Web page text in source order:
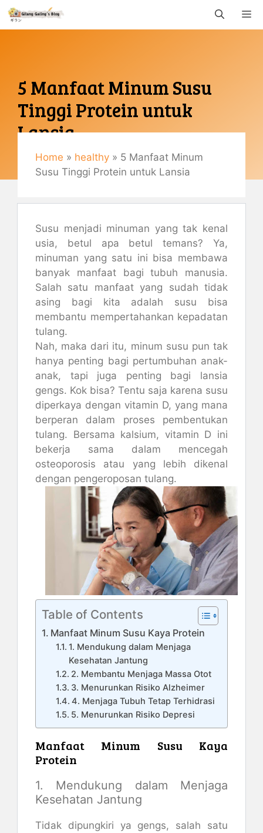
Langsung
5 Manfaat Minum Susu
Tinggi Protein untuk
Lansia
Mei 6, 2021
Gemaulani
Home » healthy » 5 Manfaat Minum
Susu Tinggi Protein untuk Lansia
Susu menjadi minuman yang tak kenal
usia, betul apa betul temans? Ya,
minuman yang satu ini bisa membawa
banyak manfaat bagi tubuh manusia.
Salah satu manfaat yang sudah tidak
asing bagi kita adalah susu bisa
membantu mempertahankan kepadatan
tulang.
Nah, maka dari itu, minum susu pun tak
hanya penting bagi pertumbuhan anak-
anak, tapi juga penting bagi lansia
gengs. Kok bisa? Tentu saja karena susu
diperkaya dengan vitamin D, yang mana
berperan dalam proses pembentukan
tulang. Bersama kalsium, vitamin D ini
bekerja sama dalam mencegah
osteoporosis atau yang lebih dikenal
dengan pengeroposan tulang.
Table of Contents
Manfaat Minum Susu Kaya Protein
1. Mendukung dalam Menjaga
Kesehatan Jantung
2. Membantu Menjaga Massa Otot
3. Menurunkan Risiko Alzheimer
4. Menjaga Tubuh Tetap Terhidrasi
5. Menurunkan Risiko Depresi
Manfaat Minum Susu Kaya
Protein
1. Mendukung dalam Menjaga
Kesehatan Jantung
Tidak dipungkiri ya gengs, salah satu